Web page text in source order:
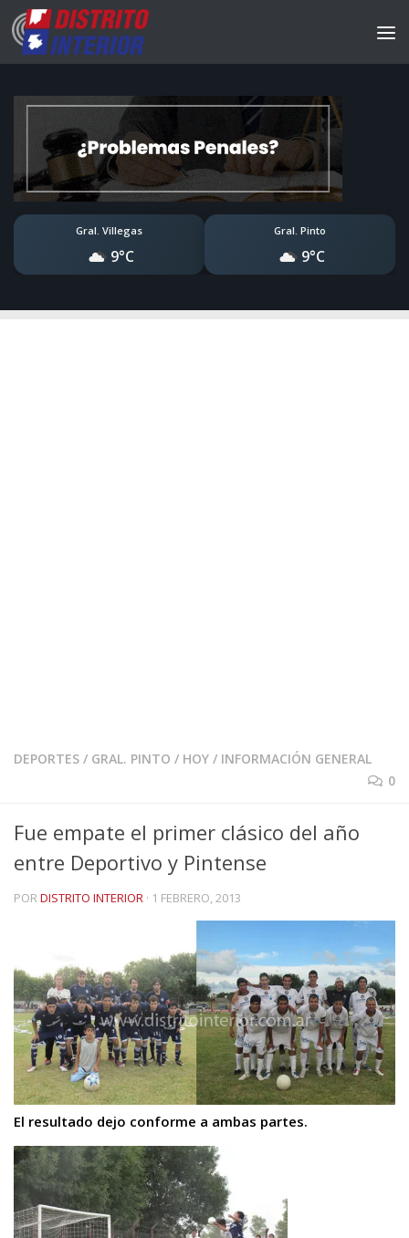
Gral. Villegas
9°C
Gral. Pinto
9°C
DEPORTES / GRAL. PINTO / HOY / INFORMACIÓN GENERAL
0
Fue empate el primer clásico del año
entre Deportivo y Pintense
PORDISTRITO INTERIOR · 1 FEBRERO, 2013
El resultado dejo conforme a ambas partes.